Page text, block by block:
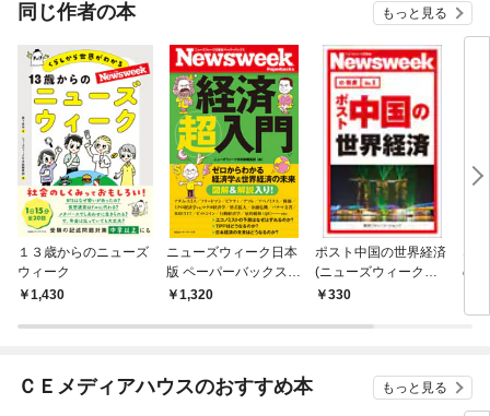
同じ作者の本 もっと見る
１３歳からのニューズ
ウィーク
1,430
ニューズウィーク日本
版 ペーパーバックス
経済超入門 ゼロからわ
の未来
1,320
ポスト中国の世界経済
(ニューズウィーク日
本版e-新書No.1)
330
な
の
ク
ＣＥメディアハウスのおすすめ本 もっと見る